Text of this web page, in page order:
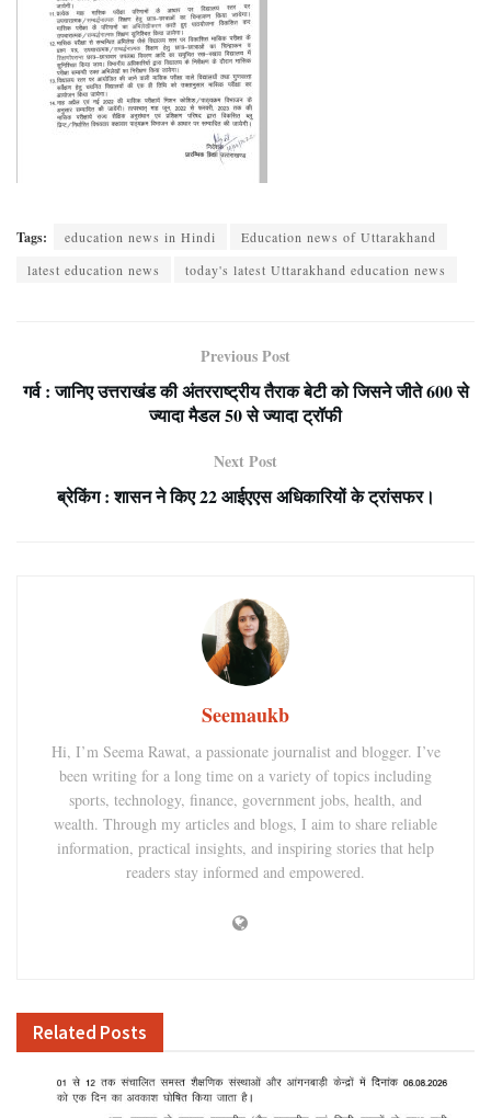
Tags: education news in Hindi
Education news of Uttarakhand
latest education news
today's latest Uttarakhand education news
Previous Post
गर्व : जानिए उत्तराखंड की अंतरराष्ट्रीय तैराक बेटी को जिसने जीते 600 से
ज्यादा मैडल 50 से ज्यादा ट्रॉफी
Next Post
ब्रेकिंग : शासन ने किए 22 आईएएस अधिकारियों के ट्रांसफर।
Seemaukb
Hi, I’m Seema Rawat, a passionate journalist and blogger. I’ve
been writing for a long time on a variety of topics including
sports, technology, finance, government jobs, health, and
wealth. Through my articles and blogs, I aim to share reliable
information, practical insights, and inspiring stories that help
readers stay informed and empowered.
Related Posts